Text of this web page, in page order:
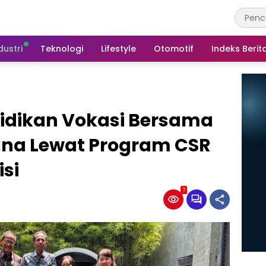
Teknologi Lifestyle Otomotif Indeks
Vokasi Bersama
Lewat Program CSR
7